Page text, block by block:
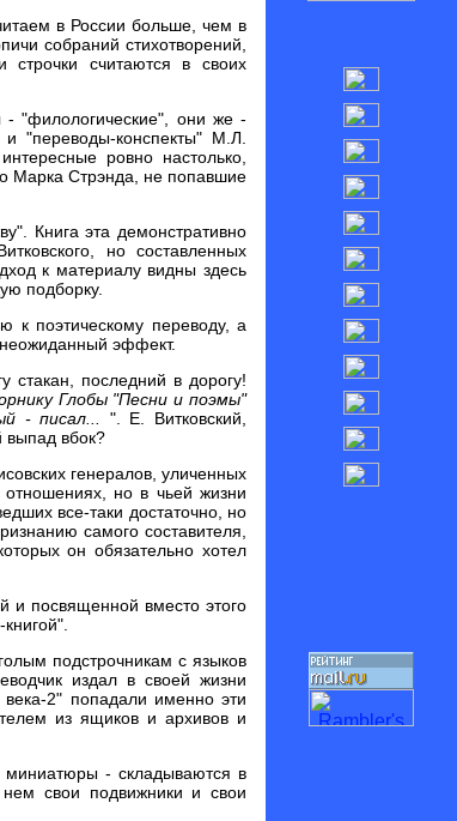
в России больше, чем в
собраний стихотворений,
строчки считаются в своих
"филологические", они же -
"переводы-конспекты" М.Л.
ровно настолько,
Марка Стрэнда, не попавшие
Книга эта демонстративно
но составленных
к материалу видны здесь
подборку.
к поэтическому переводу, а
эффект.
стакан, последний в дорогу!
Глобы "Песни и поэмы"
- писал... ". Е. Витковский,
выпад вбок?
генералов, уличенных
отношениях, но в чьей жизни
все-таки достаточно, но
самого составителя,
он обязательно хотел
и посвященной вместо этого
подстрочникам с языков
издал в своей жизни
2" попадали именно эти
из ящиков и архивов и
миниатюры - складываются в
свои подвижники и свои